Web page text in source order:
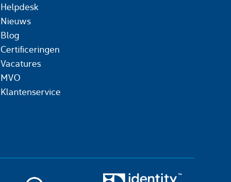
Helpdesk
Nieuws
Blog
Certificeringen
Vacatures
MVO
Klantenservice